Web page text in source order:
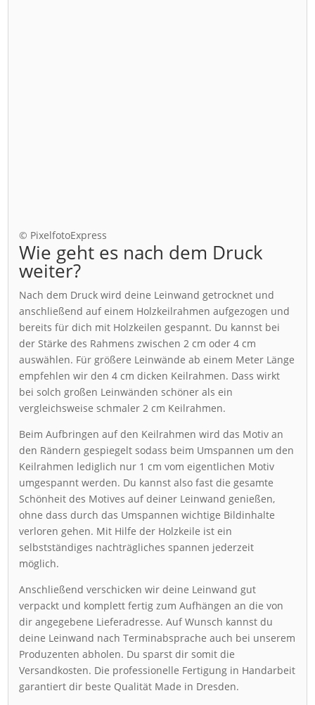
© PixelfotoExpress
Wie geht es nach dem Druck
weiter?
Nach dem Druck wird deine Leinwand getrocknet und
anschließend auf einem Holzkeilrahmen aufgezogen und
bereits für dich mit Holzkeilen gespannt. Du kannst bei
der Stärke des Rahmens zwischen 2 cm oder 4 cm
auswählen. Für größere Leinwände ab einem Meter Länge
empfehlen wir den 4 cm dicken Keilrahmen. Dass wirkt
bei solch großen Leinwänden schöner als ein
vergleichsweise schmaler 2 cm Keilrahmen.
Beim Aufbringen auf den Keilrahmen wird das Motiv an
den Rändern gespiegelt sodass beim Umspannen um den
Keilrahmen lediglich nur 1 cm vom eigentlichen Motiv
umgespannt werden. Du kannst also fast die gesamte
Schönheit des Motives auf deiner Leinwand genießen,
ohne dass durch das Umspannen wichtige Bildinhalte
verloren gehen. Mit Hilfe der Holzkeile ist ein
selbstständiges nachträgliches spannen jederzeit
möglich.
Anschließend verschicken wir deine Leinwand gut
verpackt und komplett fertig zum Aufhängen an die von
dir angegebene Lieferadresse. Auf Wunsch kannst du
deine Leinwand nach Terminabsprache auch bei unserem
Produzenten abholen. Du sparst dir somit die
Versandkosten. Die professionelle Fertigung in Handarbeit
garantiert dir beste Qualität Made in Dresden.